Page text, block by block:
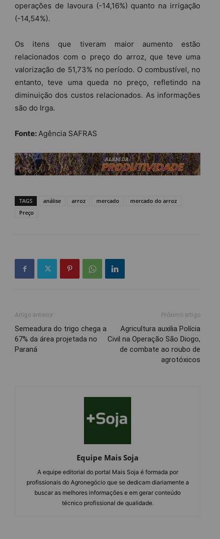
operações de lavoura (-14,16%) quanto na irrigação
(-14,54%).
Os itens que tiveram maior aumento estão
relacionados com o preço do arroz, que teve uma
valorização de 51,73% no período. O combustível, no
entanto, teve uma queda no preço, refletindo na
diminuição dos custos relacionados. As informações
são do Irga.
Fonte: Agência SAFRAS
TAGS análise arroz mercado
mercado do arroz
Preço
Artigo anterior
Semeadura do trigo chega a
67% da área projetada no
Paraná
Próximo artigo
Agricultura auxilia Polícia
Civil na Operação São Diogo,
de combate ao roubo de
agrotóxicos
Equipe Mais Soja
A equipe editorial do portal Mais Soja é formada por
profissionais do Agronegócio que se dedicam diariamente a
buscar as melhores informações e em gerar conteúdo
técnico profissional de qualidade.